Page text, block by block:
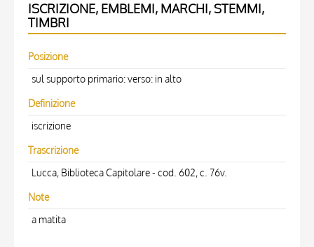
ISCRIZIONE, EMBLEMI, MARCHI, STEMMI,
TIMBRI
Posizione
sul supporto primario: verso: in alto
Definizione
iscrizione
Trascrizione
Lucca, Biblioteca Capitolare - cod. 602, c. 76v.
Note
a matita